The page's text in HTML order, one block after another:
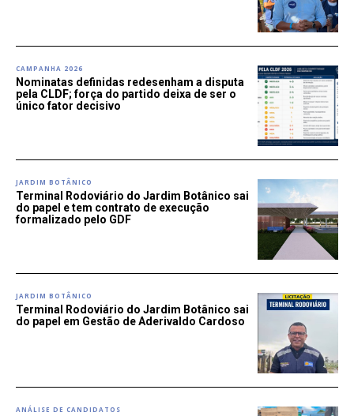
CAMPANHA 2026
Nominatas definidas redesenham a disputa
pela CLDF; força do partido deixa de ser o
único fator decisivo
JARDIM BOTÂNICO
Terminal Rodoviário do Jardim Botânico sai
do papel e tem contrato de execução
formalizado pelo GDF
JARDIM BOTÂNICO
Terminal Rodoviário do Jardim Botânico sai
do papel em Gestão de Aderivaldo Cardoso
ANÁLISE DE CANDIDATOS